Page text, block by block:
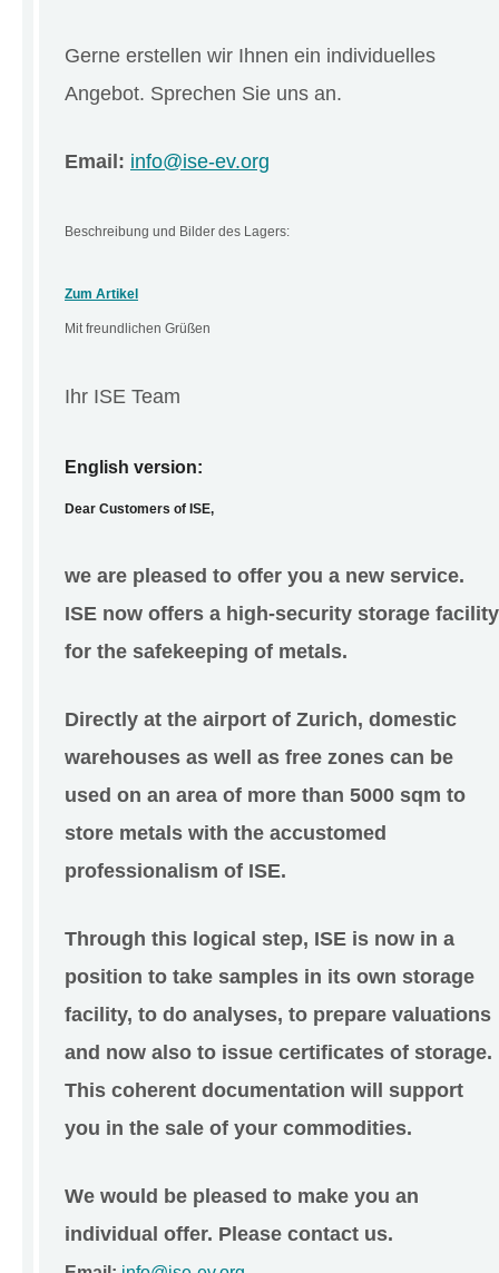
Gerne erstellen wir Ihnen ein individuelles
Angebot. Sprechen Sie uns an.
Email: info@ise-ev.org
Beschreibung und Bilder des Lagers:
Zum Artikel
Mit freundlichen Grüßen
Ihr ISE Team
English version:
Dear Customers of ISE,
we are pleased to offer you a new service.
ISE now offers a high-security storage facility
for the safekeeping of metals.
Directly at the airport of Zurich, domestic
warehouses as well as free zones can be
used on an area of more than 5000 sqm to
store metals with the accustomed
professionalism of ISE.
Through this logical step, ISE is now in a
position to take samples in its own storage
facility, to do analyses, to prepare valuations
and now also to issue certificates of storage.
This coherent documentation will support
you in the sale of your commodities.
We would be pleased to make you an
individual offer. Please contact us.